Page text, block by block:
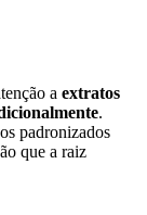
a extratos
.
padronizados
que a raiz